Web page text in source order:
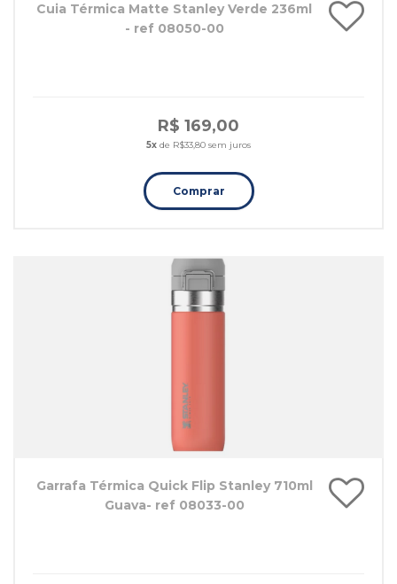
Cuia Térmica Matte Stanley Verde 236ml
- ref 08050-00
R$ 169,00
5x de R$33,80 sem juros
Comprar
Garrafa Térmica Quick Flip Stanley 710ml
Guava- ref 08033-00